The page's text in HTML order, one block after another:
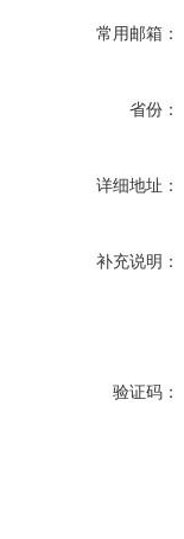
常用邮箱：
省份：
详细地址：
补充说明：
验证码：